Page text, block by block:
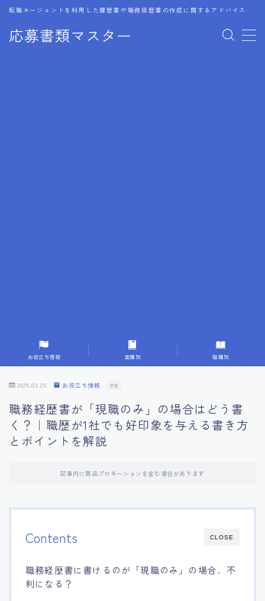
応募書類マスター
転職エージェントを利用した履歴書や職務経歴書の作成に関するアドバイス
MENU
9.転職成功者の事例分析とアドバイス
10.面接官に好印象を与える方法
11.キャリアアップを目指す人の応募書類
12.エージェントから有益情報を得るコツ
お役立ち情報 業種別 職種別
2025.03.25 お役立ち情報 PR
職務経歴書が「現職のみ」の場合はどう書
く？｜職歴が1社でも好印象を与える書き方
とポイントを解説
記事内に商品プロモーションを含む場合があります
CLOSE
Contents
職務経歴書に書けるのが「現職のみ」の場合、不
利になる？